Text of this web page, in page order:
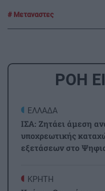
Μεταναστες
ΡΟΗ
ΕΛΛΑΔΑ
ΙΣΑ: Ζητάει άμεση
υποχρεωτικής
εξετάσεων στο
ΚΡΗΤΗ